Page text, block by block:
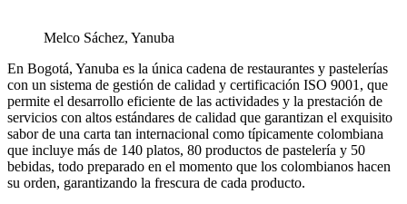
Melco Sáchez, Yanuba
En Bogotá, Yanuba es la única cadena de restaurantes y pastelerías
con un sistema de gestión de calidad y certificación ISO 9001, que
permite el desarrollo eficiente de las actividades y la prestación de
servicios con altos estándares de calidad que garantizan el exquisito
sabor de una carta tan internacional como típicamente colombiana
que incluye más de 140 platos, 80 productos de pastelería y 50
bebidas, todo preparado en el momento que los colombianos hacen
su orden, garantizando la frescura de cada producto.